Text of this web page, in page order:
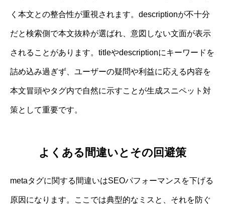
く本文との整合性が重視されます。descriptionが不十分
だと検索側で本文抜粋が選ばれ、意図しない文面が表示
されることがあります。titleやdescriptionにキーワードを
詰め込み過ぎず、ユーザーの疑問や利益に応える内容を
本文冒頭やタグ内で自然に示すことが生成スニペット対
策として重要です。
よくある間違いとその回避策
metaタグに関する間違いはSEOパフォーマンスを下げる
原因になります。ここでは典型的なミスと、それを防ぐ